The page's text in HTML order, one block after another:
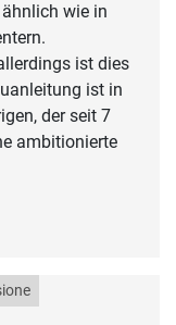
wie in
ist dies
ist in
der seit 7
ambitionierte